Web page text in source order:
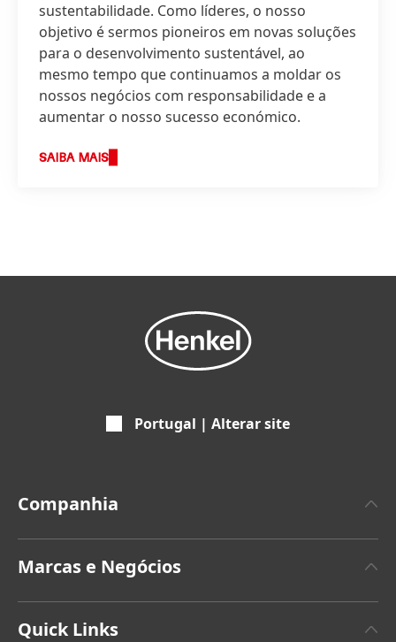
sustentabilidade. Como líderes, o nosso
objetivo é sermos pioneiros em novas soluções
para o desenvolvimento sustentável, ao
mesmo tempo que continuamos a moldar os
nossos negócios com responsabilidade e a
aumentar o nosso sucesso económico.
SAIBA MAIS
Portugal | Alterar site
Companhia
Últimos comunicados de imprensa
Marcas e Negócios
Quick Links